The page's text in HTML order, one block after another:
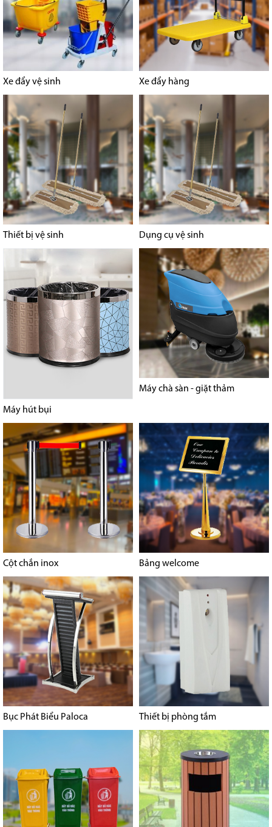
Xe đẩy vệ sinh Xe đẩy hàng
Thiết bị vệ sinh Dụng cụ vệ sinh
Máy hút bụi
Máy chà sàn - giặt thảm
Cột chắn inox Bảng welcome
Bục Phát Biểu Paloca Thiết bị phòng tắm